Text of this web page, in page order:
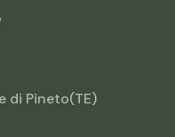
di Pineto(TE)